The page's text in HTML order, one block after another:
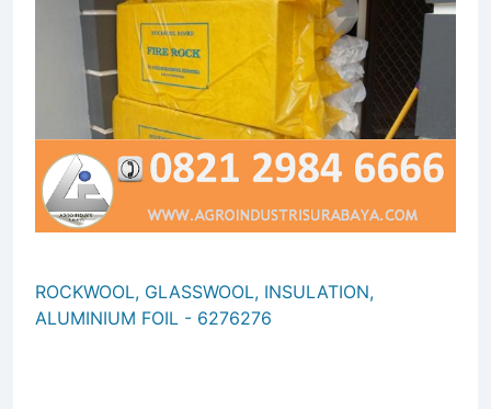
ROCKWOOL, GLASSWOOL, INSULATION,
ALUMINIUM FOIL - 6276276